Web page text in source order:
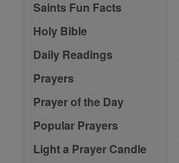
Saints Fun Facts
Holy Bible
Daily Readings
Prayers
Prayer of the Day
Popular Prayers
Light a Prayer Candle